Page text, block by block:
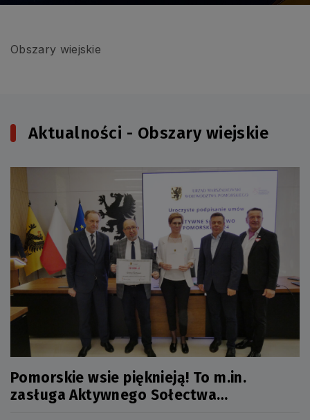
Obszary wiejskie
Aktualności - Obszary wiejskie
Pomorskie wsie pięknieją! To m.in.
zasługa Aktywnego Sołectwa